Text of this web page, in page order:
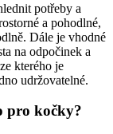
potřeby a
a pohodlné,
Dále je vhodné
na odpočinek a
kterého je
udržovatelné.
pro kočky?